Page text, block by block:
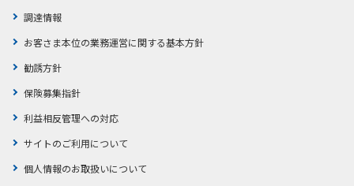
調達情報
お客さま本位の業務運営に関する基本方針
勧誘方針
保険募集指針
利益相反管理への対応
サイトのご利用について
個人情報のお取扱いについて